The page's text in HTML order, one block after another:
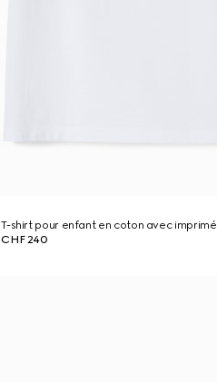
T-shirt pour enfant en coton avec imprimé
CHF 240